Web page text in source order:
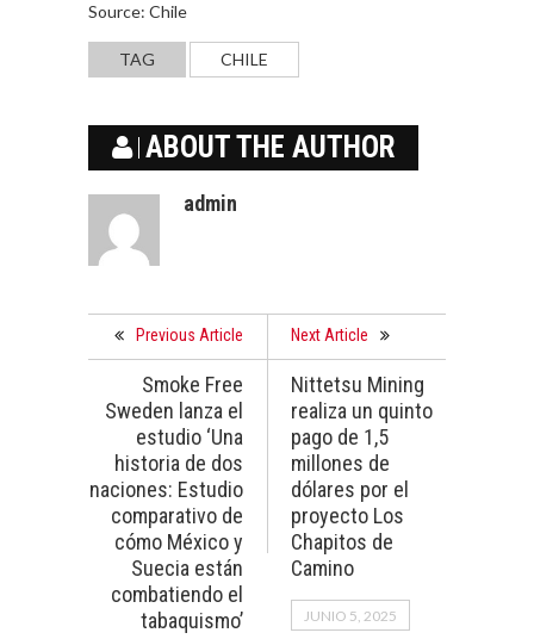
Source: Chile
TAG CHILE
ABOUT THE AUTHOR
admin
Previous Article
Smoke Free
Sweden lanza el
estudio ‘Una
historia de dos
naciones: Estudio
comparativo de
cómo México y
Suecia están
combatiendo el
tabaquismo’
Next Article
Nittetsu Mining
realiza un quinto
pago de 1,5
millones de
dólares por el
proyecto Los
Chapitos de
Camino
JUNIO 5, 2025